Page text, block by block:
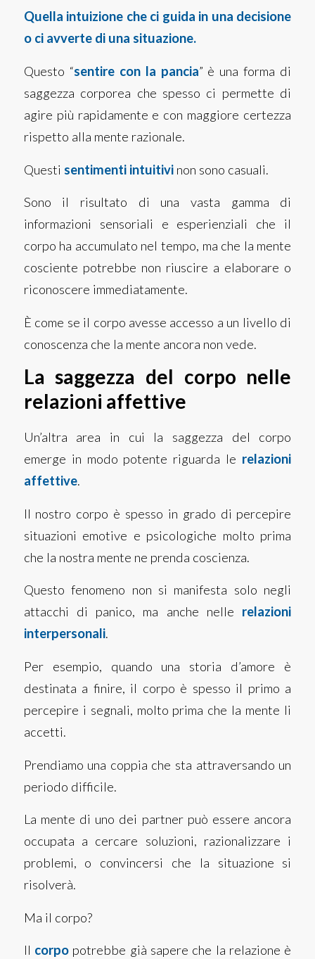
Quella intuizione che ci guida in una decisione
o ci avverte di una situazione.
Questo “sentire con la pancia” è una forma di
saggezza corporea che spesso ci permette di
agire più rapidamente e con maggiore certezza
rispetto alla mente razionale.
Questi sentimenti intuitivinon sono casuali.
Sono il risultato di una vasta gamma di
informazioni sensoriali e esperienziali che il
corpo ha accumulato nel tempo, ma che la mente
cosciente potrebbe non riuscire a elaborare o
riconoscere immediatamente.
È come se il corpo avesse accesso a un livello di
conoscenza che la mente ancora non vede.
La saggezza del corpo nelle
relazioni affettive
Un’altra area in cui la saggezza del corpo
emerge in modo potente riguarda le relazioni
affettive.
Il nostro corpo è spesso in grado di percepire
situazioni emotive e psicologiche molto prima
che la nostra mente ne prenda coscienza.
Questo fenomeno non si manifesta solo negli
attacchi di panico, ma anche nelle relazioni
interpersonali.
Per esempio, quando una storia d’amore è
destinata a finire, il corpo è spesso il primo a
percepire i segnali, molto prima che la mente li
accetti.
Prendiamo una coppia che sta attraversando un
periodo difficile.
La mente di uno dei partner può essere ancora
occupata a cercare soluzioni, razionalizzare i
problemi, o convincersi che la situazione si
risolverà.
Ma il corpo?
Il corpopotrebbe già sapere che la relazione è